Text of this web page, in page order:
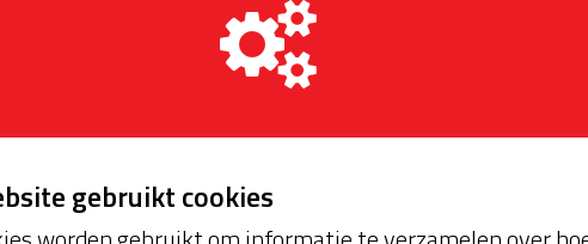
gebruikt cookies